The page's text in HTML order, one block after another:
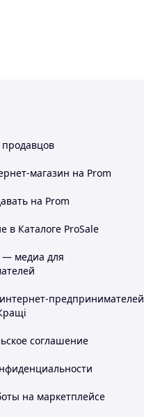
магазин на Prom
на Prom
в Каталоге ProSale
— медиа для
предпринимателей
соглашение
на маркетплейсе